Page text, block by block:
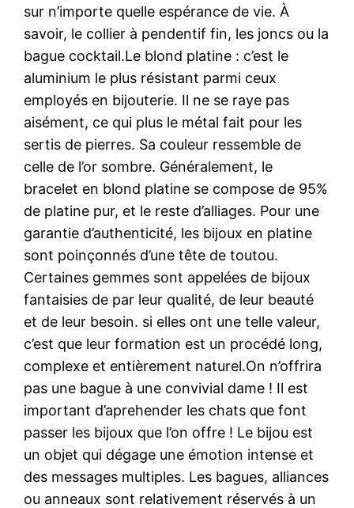
sur n’importe quelle espérance de vie. À
savoir, le collier à pendentif fin, les joncs ou la
bague cocktail.Le blond platine : c’est le
aluminium le plus résistant parmi ceux
employés en bijouterie. Il ne se raye pas
aisément, ce qui plus le métal fait pour les
sertis de pierres. Sa couleur ressemble de
celle de l’or sombre. Généralement, le
bracelet en blond platine se compose de 95%
de platine pur, et le reste d’alliages. Pour une
garantie d’authenticité, les bijoux en platine
sont poinçonnés d’une tête de toutou.
Certaines gemmes sont appelées de bijoux
fantaisies de par leur qualité, de leur beauté
et de leur besoin. si elles ont une telle valeur,
c’est que leur formation est un procédé long,
complexe et entièrement naturel.On n’offrira
pas une bague à une convivial dame ! Il est
important d’aprehender les chats que font
passer les bijoux que l’on offre ! Le bijou est
un objet qui dégage une émotion intense et
des messages multiples. Les bagues, alliances
ou anneaux sont relativement réservés à un